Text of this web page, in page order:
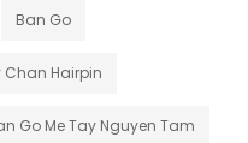
Ban Go
Chan Hairpin
Go Me Tay Nguyen Tam